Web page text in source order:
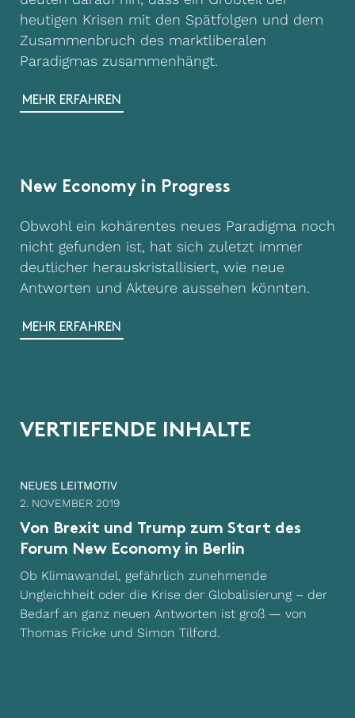
heutigen Krisen mit den Spätfolgen und dem
Zusammenbruch des marktliberalen
Paradigmas zusammenhängt.
MEHR ERFAHREN
New Economy in Progress
Obwohl ein kohärentes neues Paradigma noch
nicht gefunden ist, hat sich zuletzt immer
deutlicher herauskristallisiert, wie neue
Antworten und Akteure aussehen könnten.
MEHR ERFAHREN
VERTIEFENDE INHALTE
NEUES LEITMOTIV
2. NOVEMBER 2019
Von Brexit und Trump zum Start des
Forum New Economy in Berlin
Ob Klimawandel, gefährlich zunehmende
Ungleichheit oder die Krise der Globalisierung – der
Bedarf an ganz neuen Antworten ist groß — von
Thomas Fricke und Simon Tilford.